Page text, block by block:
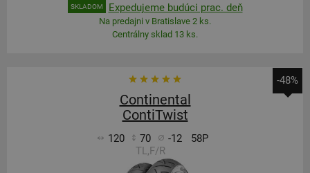
SKLADOM Expedujeme budúci prac. deň
Na predajni v Bratislave 2 ks.
Centrálny sklad 13 ks.
-48%
Continental
ContiTwist
120 70 -12
58P
TL,F/R